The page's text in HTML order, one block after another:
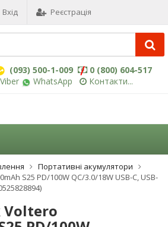
Вхід Реєстрація
(093) 500-1-009
0 (800) 604-517
Viber WhatsApp Контакти...
Портативні акумулятори
S25 PD/100W QC/3.0/18W USB-C, USB-
Voltero